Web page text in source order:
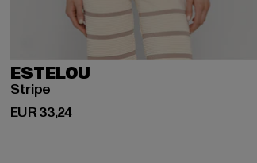
ESTELOU
Stripe
EUR 33,24
Huidige prijs: EUR 33,24